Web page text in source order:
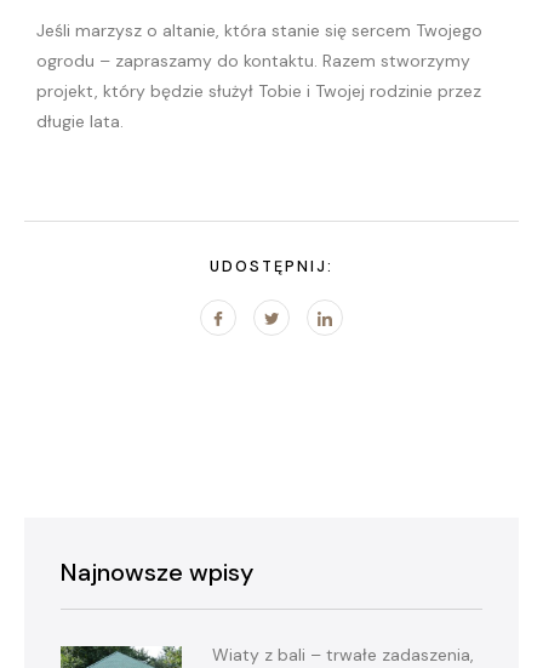
Jeśli marzysz o altanie, która stanie się sercem Twojego
ogrodu – zapraszamy do kontaktu. Razem stworzymy
projekt, który będzie służył Tobie i Twojej rodzinie przez
długie lata.
UDOSTĘPNIJ:
Najnowsze wpisy
Wiaty z bali – trwałe zadaszenia,